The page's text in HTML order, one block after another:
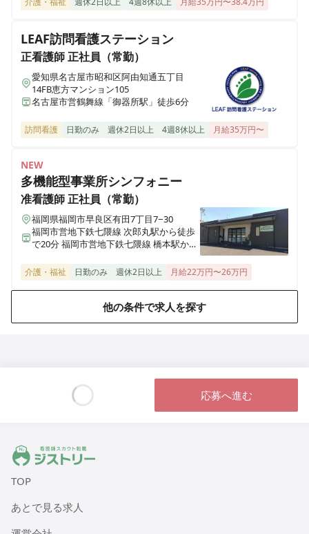
LEAF訪問看護ステーション
正看護師正社員（常勤）
愛知県名古屋市昭和区阿由知通五丁目
14FB恵方マンション105
名古屋市営鶴舞線「御器所駅」徒歩6分
訪問看護 日勤のみ 週休2日以上 4週8休以上 月給35万円〜
NEW
多機能型事業所シンフォニー
准看護師正社員（常勤）
福岡県福岡市早良区有田7丁目7−30
福岡市営地下鉄七隈線 次郎丸駅から徒歩
で20分 福岡市営地下鉄七隈線 橋本駅から
介護・福祉 日勤のみ 週休2日以上 月給22万円〜26万円
他の条件で求人を探す
応募へ進む
ジストリー 看護師の転職マッチング
TOP
あとで見る求人